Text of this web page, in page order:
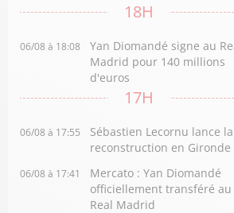
18H
06/08 à 18:08
Yan Diomandé signe au
Madrid pour 140 millions
d'euros
17H
06/08 à 17:55
Sébastien Lecornu lance la
reconstruction en Gironde
06/08 à 17:41
Mercato : Yan Diomandé
officiellement transféré au
Real Madrid